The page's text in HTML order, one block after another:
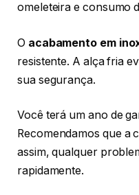
omeleteira e consumo
O acabamento em
resistente. A alça fria
sua segurança.
Você terá um ano de
Recomendamos que a
assim, qualquer
rapidamente.